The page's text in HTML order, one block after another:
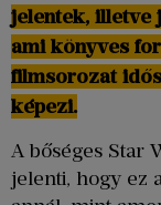
jelentek, illetve
ami könyves
filmsorozat
képezi.
A bőséges Star
jelenti, hogy ez